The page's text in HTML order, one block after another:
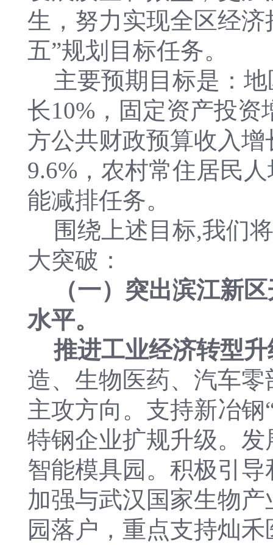
生，努力实现全区经
五”规划目标任务。
主要预期目标是：
长10%，固定资产投资
方公共财政预算收入
9.6%，农村常住居民
能减排任务。
围绕上述目标,我们
大突破：
（一）突出滨江新
水平。
推进工业经济转型
造、生物医药、汽车
主攻方向。支持新冶
特钢企业扩规升级。
智能模具园。积极引
加强与武汉国家生物
园落户，重点支持灿